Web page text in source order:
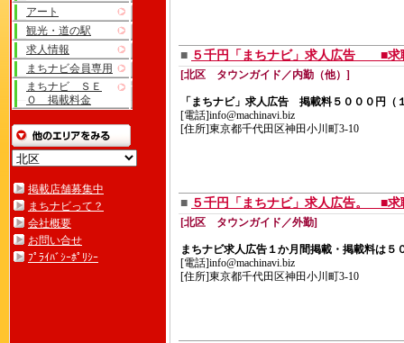
アート
観光・道の駅
求人情報
まちナビ会員専用
まちナビ ＳＥ
Ｏ 掲載料金
掲載店舗募集中
まちナビって？
会社概要
お問い合せ
ﾌﾟﾗｲﾊﾞｼｰﾎﾟﾘｼｰ
■ ５千円「まちナビ」求人広告 ■求
[北区 タウンガイド／内勤（他）]
「まちナビ」求人広告 掲載料５０００円（
[電話]info@machinavi.biz
[住所]東京都千代田区神田小川町3-10
■ ５千円「まちナビ」求人広告。 ■求
[北区 タウンガイド／外勤]
まちナビ求人広告１か月間掲載・掲載料は
[電話]info@machinavi.biz
[住所]東京都千代田区神田小川町3-10